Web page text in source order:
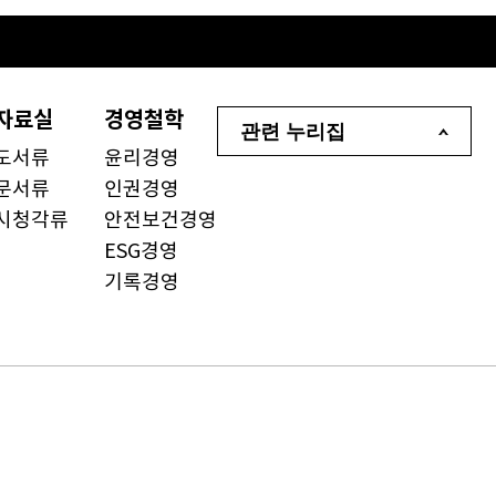
료실
서류
서류
청각류
경영철학
윤리경영
인권경영
안전보건경영
ESG경영
기록경영
관련 누리집